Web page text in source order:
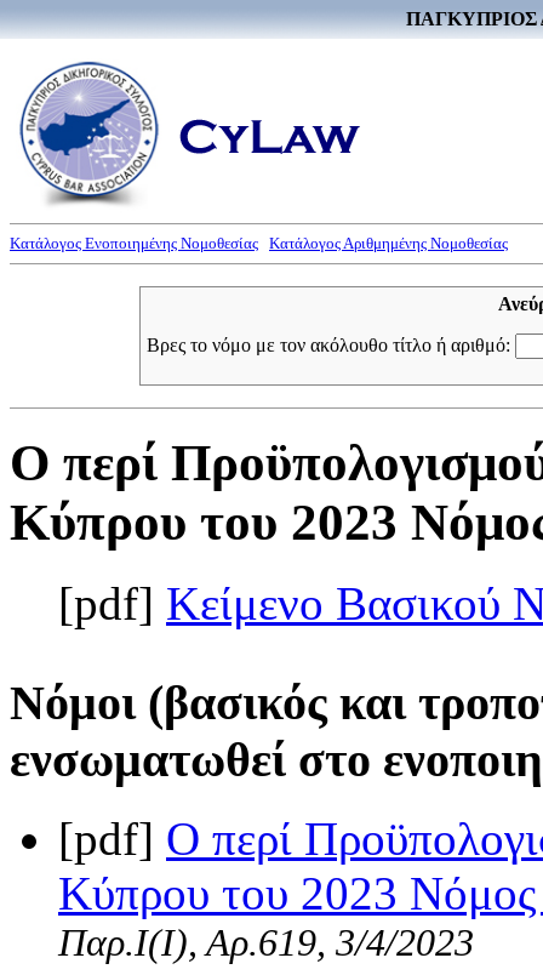
ΠΑΓΚΥΠΡΙΟΣ
Κατάλογος Ενοποιημένης Νομοθεσίας Κατάλογος Αριθμημένης Νομοθεσίας
Βρες το νόμο με τον ακόλουθο τίτλο ή αριθμό:
Ο περί
Κύπρου του 2023
[pdf] Κείμενο Βασικού
Νόμοι (βασικός και
ενσωματωθεί στο
[pdf] Ο περί
Κύπρου του 2023
Παρ.Ι(I), Αρ.619, 3/4/2023